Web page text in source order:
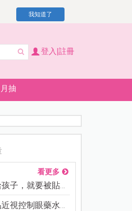
我知道了
登入|註冊
抽
看更多
子，就要被貼「...
視控制眼藥水納...